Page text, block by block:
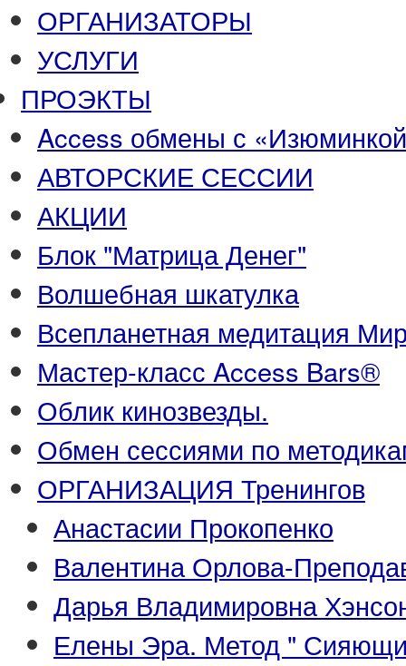
ОРГАНИЗАТОРЫ
УСЛУГИ
ПРОЭКТЫ
Access обмены с
АВТОРСКИЕ СЕССИИ
АКЦИИ
Блок "Матрица Денег"
Волшебная шкатулка
Всепланетная медитация
Мастер-класс Access Bars®
Облик кинозвезды.
Обмен сессиями по
ОРГАНИЗАЦИЯ Тренингов
Анастасии Прокопенко
Валентина Орлова-
Дарья Владимировна
Елены Эра. Метод "